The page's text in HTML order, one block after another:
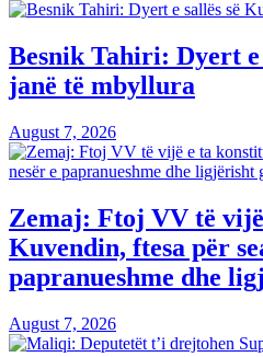
Besnik Tahiri: Dyert
janë të mbyllura
August 7, 2026
Zemaj: Ftoj VV të
Kuvendin, ftesa për
papranueshme dhe
August 7, 2026